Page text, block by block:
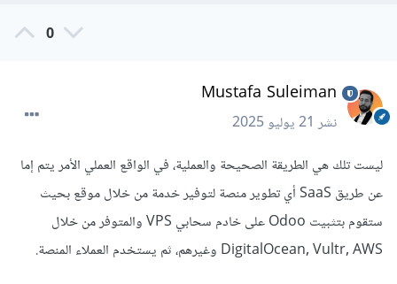
0
Mustafa Suleiman
نشر21 يوليو 2025
ليست تلك هي الطريقة الصحيحة والعملية، في الواقع العملي الأمر يتم إما
عن طريق SaaS أي تطوير منصة لتوفير خدمة من خلال موقع بحيث
ستقوم بتثبيت Odoo على خادم سحابي VPS والمتوفر من خلال
DigitalOcean, Vultr, AWS وغيرهم، ثم يستخدم العملاء المنصة.